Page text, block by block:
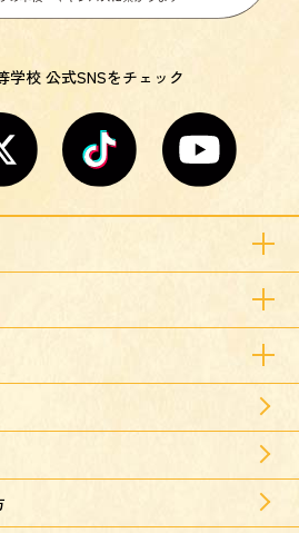
学校 公式SNSをチェック